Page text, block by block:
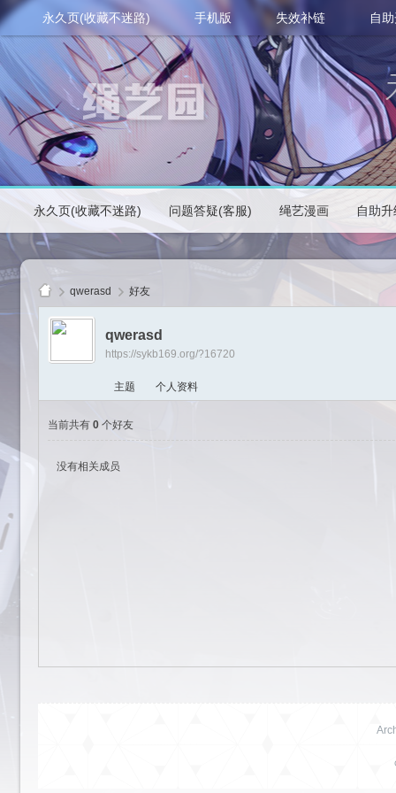
永久页(收藏不迷路) 手机版 失效补链 自
永久页(收藏不迷路) 问题答疑(客服) 绳艺漫画 自助
qwerasd 好友
qwerasd
https://sykb169.org/?16720
主题 个人资料
当前共有 0个好友
没有相关成员